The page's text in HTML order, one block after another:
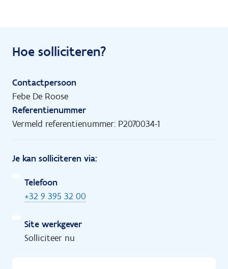
Hoe solliciteren?
Contactpersoon
Febe De Roose
Referentienummer
Vermeld referentienummer: P2070034-1
Je kan solliciteren via:
Telefoon
+32 9 395 32 00
Site werkgever
Solliciteer nu